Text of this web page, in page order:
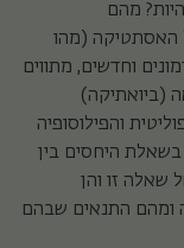
מהם
האסתטיקה (מהו
וחדשים, מתווים
(ביואתיקה)
והפילוסופיה
היחסים בין
שאלה זו והן
ומהם התנאים שבהם